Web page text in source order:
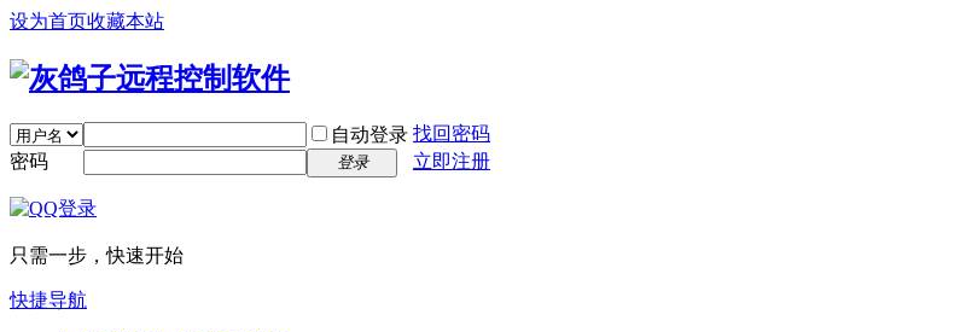
设为首页收藏本站
自动登录 找回密码
密码
登录 立即注册
只需一步，快速开始
快捷导航